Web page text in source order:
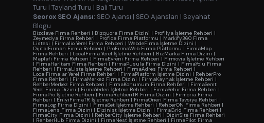
Turu | Tayland Turu | Bali Turu
Seorox SEO Ajansı: SEO Ajansı | SEO Ajansları | Seyahat
Blogu
Bizclave Firma Rehberi | Bizquora Firma Dizini | Profilya İşletme Rehberi |
Zeymedya Firma Rehberi | Profica Firma Platformu | Markify360 Firma
Listesi | Firmalio Yerel Firma Rehberi | WebdeFirma İşletme Dizini |
DijitalFirman Firma Rehberi | ProFirmaWeb Firma Platformu | FirmaMap
Firma Rehberi | LocalFirma Yerel İşletme Rehberi | BizMarka Firma Dizini |
Maplafi Firma Rehberi | FirmaEvreni Firma Rehberi | Firmovia İşletme Rehberi
| FirmaHaritam Firma Rehberi | FirmaPusula Firma Dizini | FirmaYolu Firma
Rehberi | FirmaListe İşletme Rehberi | FirmaAdres Firma Rehberi |
LocalFirmalar Yerel Firma Rehberi | FirmaPlatform İşletme Dizini | RehberPro
Firma Rehberi | FirmaMerkez Firma Dizini | FirmaKaynak İşletme Rehberi |
RehberMerkez Firma Rehberi | FirmaKonumum Firma Rehberi | FirmaSemt
Yerel Firma Dizini | FirmaYerleri İşletme Rehberi | FirmaSehir Firma Rehberi |
FirmaPro İşletme Rehberi | FirmaRehberiTR Firma Dizini | Firmoria Firma
Rehberi | EniyiFirmaTR İşletme Rehberi | FirmaOneri Firma Tavsiye Rehberi |
FirmaLog Firma Dizini | FirmaSet İşletme Rehberi | RehberON Firma Rehberi |
FirmaLens Firma Dizini | Dizinist İşletme Dizini | FirmaGrid Firma Rehberi |
FirmaCity Firma Dizini | RehberCity İşletme Rehberi | DizinSite Firma Rehberi
| RehberHub Firma Dizini | FirmaNest İşletme Rehberi | FirmaPilot Firma